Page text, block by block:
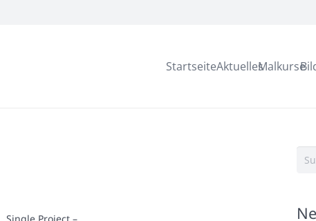
StartseiteAktuellesMalkurse